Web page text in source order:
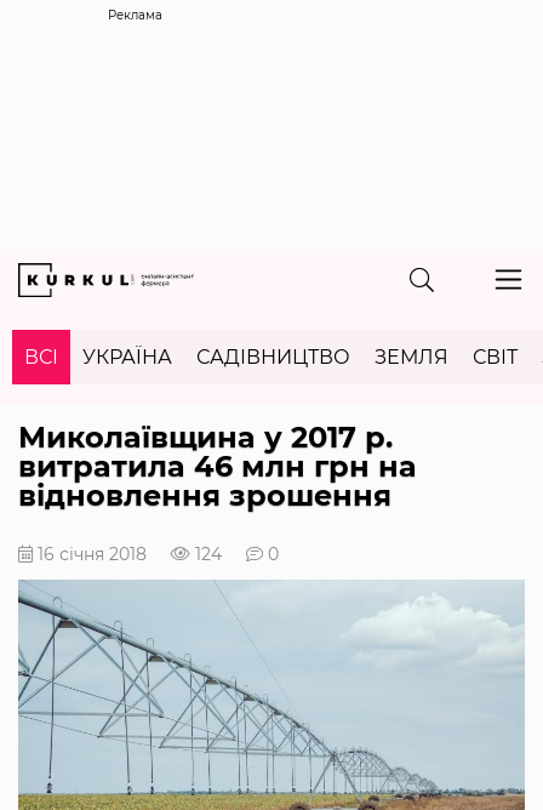
Реклама
ВСІ УКРАЇНА САДІВНИЦТВО ЗЕМЛЯ СВІТ
Миколаївщина у 2017 р.
витратила 46 млн грн на
відновлення зрошення
16 січня 2018 124 0